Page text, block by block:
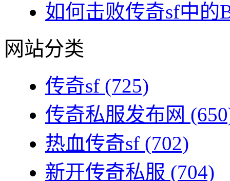
如何击败传奇sf中的
网站分类
传奇sf (725)
传奇私服发布网
热血传奇sf (702)
新开传奇私服 (704)